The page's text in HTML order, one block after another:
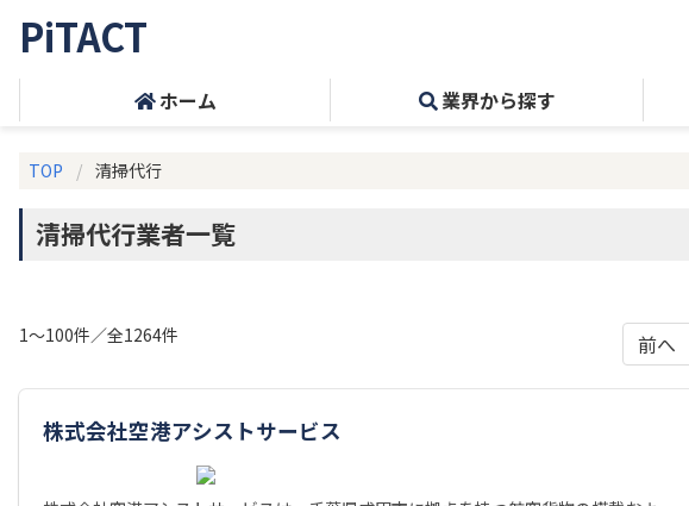
PiTACT
ホーム 業界から探す
TOP 清掃代行
清掃代行業者一覧
1～100件／全1264件 前へ
株式会社空港アシストサービス